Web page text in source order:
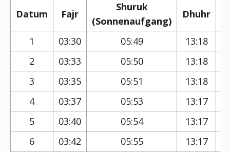
Datum Fajr
Shuruk
(Sonnenaufgang)
Dhuhr
1
03:30 05:49 13:18
2
03:33 05:50 13:18
3
03:35 05:51 13:18
4
03:37 05:53 13:17
5
03:40 05:54 13:17
6
03:42 05:55 13:17